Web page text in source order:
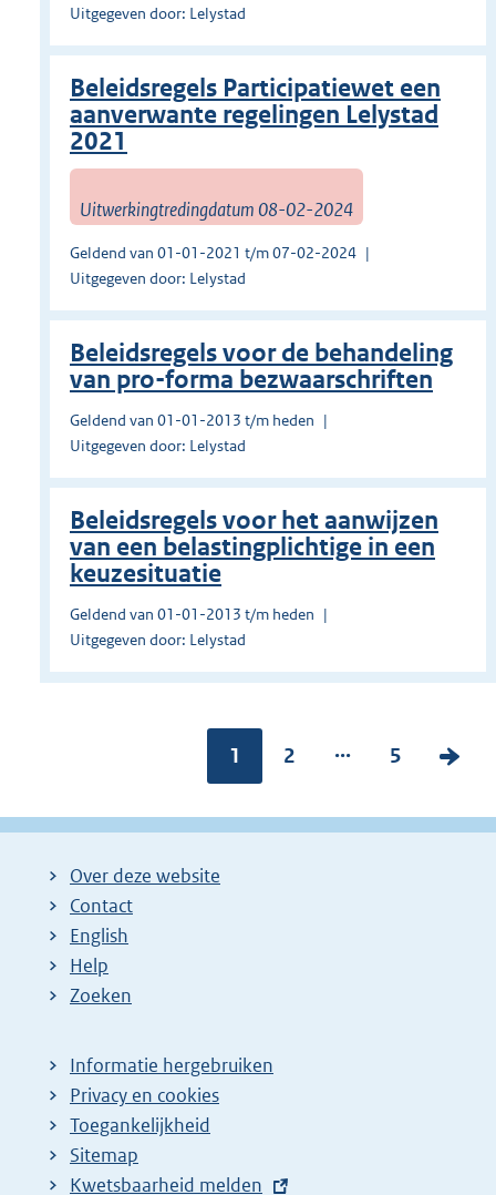
Uitgegeven door: Lelystad
Beleidsregels Participatiewet een
aanverwante regelingen Lelystad
2021
Uitwerkingtredingdatum 08-02-2024
Geldend van 01-01-2021 t/m 07-02-2024
Uitgegeven door: Lelystad
Beleidsregels voor de behandeling
van pro-forma bezwaarschriften
Geldend van 01-01-2013 t/m heden
Uitgegeven door: Lelystad
Beleidsregels voor het aanwijzen
van een belastingplichtige in een
keuzesituatie
Geldend van 01-01-2013 t/m heden
Uitgegeven door: Lelystad
Pagina:
1
P
g
2 ...
P
g
5
V
l
Over deze website
Contact
English
Help
Zoeken
Informatie hergebruiken
Privacy en cookies
Toegankelijkheid
Sitemap
E
Kwetsbaarheid melden